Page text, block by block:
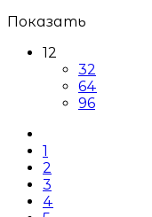
Показать
12
32
64
96
1
2
3
4